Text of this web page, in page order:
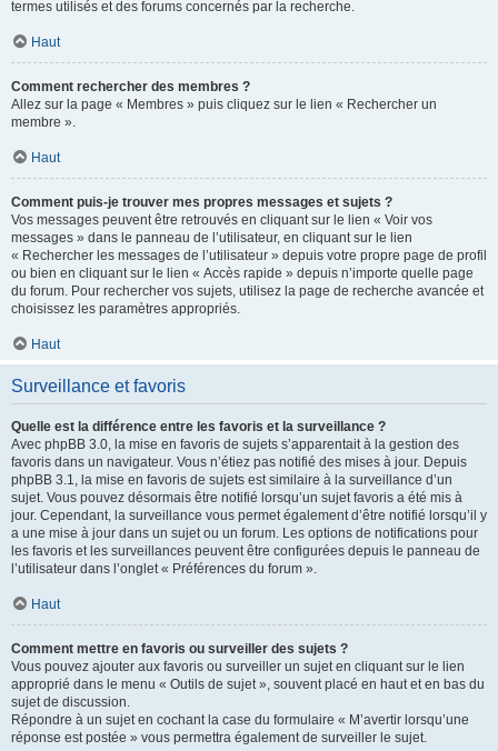
termes utilisés et des forums concernés par la recherche.
Haut
Comment rechercher des membres ?
Allez sur la page « Membres » puis cliquez sur le lien « Rechercher un
membre ».
Haut
Comment puis-je trouver mes propres messages et sujets ?
Vos messages peuvent être retrouvés en cliquant sur le lien « Voir vos
messages » dans le panneau de l’utilisateur, en cliquant sur le lien
« Rechercher les messages de l’utilisateur » depuis votre propre page de profil
ou bien en cliquant sur le lien « Accès rapide » depuis n’importe quelle page
du forum. Pour rechercher vos sujets, utilisez la page de recherche avancée et
choisissez les paramètres appropriés.
Haut
Surveillance et favoris
Quelle est la différence entre les favoris et la surveillance ?
Avec phpBB 3.0, la mise en favoris de sujets s’apparentait à la gestion des
favoris dans un navigateur. Vous n’étiez pas notifié des mises à jour. Depuis
phpBB 3.1, la mise en favoris de sujets est similaire à la surveillance d’un
sujet. Vous pouvez désormais être notifié lorsqu’un sujet favoris a été mis à
jour. Cependant, la surveillance vous permet également d’être notifié lorsqu’il y
a une mise à jour dans un sujet ou un forum. Les options de notifications pour
les favoris et les surveillances peuvent être configurées depuis le panneau de
l’utilisateur dans l’onglet « Préférences du forum ».
Haut
Comment mettre en favoris ou surveiller des sujets ?
Vous pouvez ajouter aux favoris ou surveiller un sujet en cliquant sur le lien
approprié dans le menu « Outils de sujet », souvent placé en haut et en bas du
sujet de discussion.
Répondre à un sujet en cochant la case du formulaire « M’avertir lorsqu’une
réponse est postée » vous permettra également de surveiller le sujet.